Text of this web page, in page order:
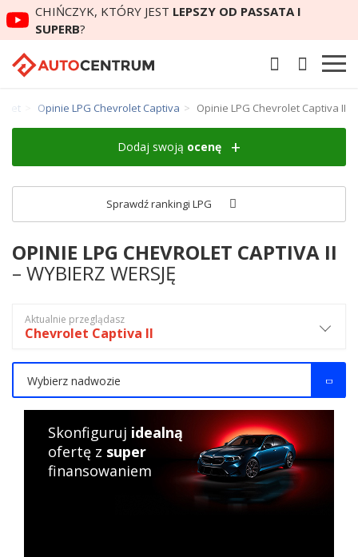
CHIŃCZYK, KTÓRY JEST LEPSZY OD PASSATA I
SUPERB?
Opinie LPG Chevrolet Captiva Opinie LPG Chevrolet Captiva II
Dodaj swoją ocenę
Sprawdź rankingi LPG
OPINIE LPG CHEVROLET CAPTIVA II
– WYBIERZ WERSJĘ
Aktualnie przeglądasz
Chevrolet Captiva II
Wybierz nadwozie
Skonfiguruj idealną
ofertę z super
finansowaniem